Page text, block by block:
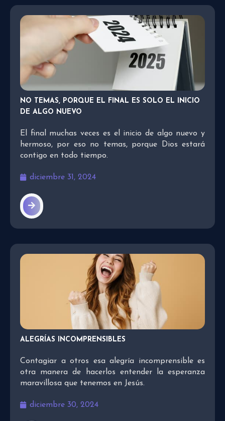
NO TEMAS, PORQUE EL FINAL ES SOLO EL INICIO
DE ALGO NUEVO
El final muchas veces es el inicio de algo nuevo y
hermoso, por eso no temas, porque Dios estará
contigo en todo tiempo.
diciembre 31, 2024
ALEGRÍAS INCOMPRENSIBLES
Contagiar a otros esa alegría incomprensible es
otra manera de hacerlos entender la esperanza
maravillosa que tenemos en Jesús.
diciembre 30, 2024